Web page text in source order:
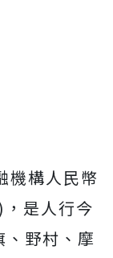
機構人民幣
是人行今
野村、摩